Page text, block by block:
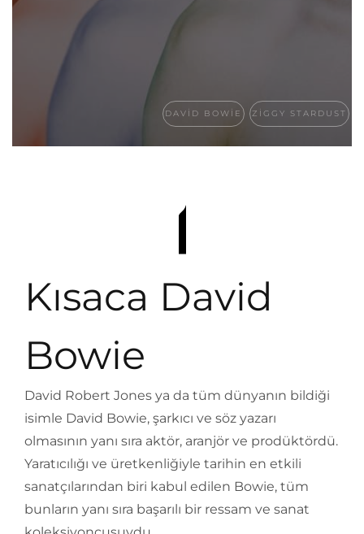
DAVID BOWIE ZIGGY STARDUST
Kısaca David
Bowie
David Robert Jones ya da tüm dünyanın bildiği
isimle David Bowie, şarkıcı ve söz yazarı
olmasının yanı sıra aktör, aranjör ve prodüktördü.
Yaratıcılığı ve üretkenliğiyle tarihin en etkili
sanatçılarından biri kabul edilen Bowie, tüm
bunların yanı sıra başarılı bir ressam ve sanat